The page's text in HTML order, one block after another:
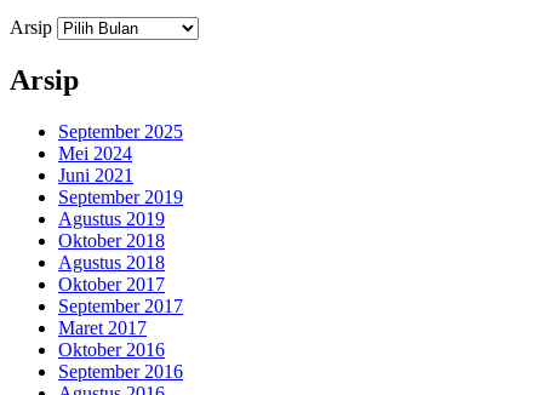
Arsip
Arsip
September 2025
Mei 2024
Juni 2021
September 2019
Agustus 2019
Oktober 2018
Agustus 2018
Oktober 2017
September 2017
Maret 2017
Oktober 2016
September 2016